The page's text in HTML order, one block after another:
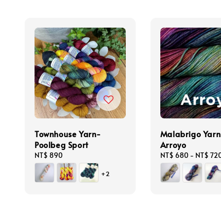
Townhouse Yarn-
Poolbeg Sport
Regular
price
NT$ 890
+2
Malabrigo Yarn
Arroyo
Regular
price
NT$ 680- NT$